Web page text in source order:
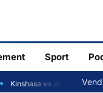
Sport
va abriter le siège-pays